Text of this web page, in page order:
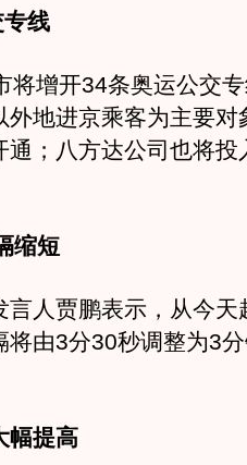
线
增开34条奥运公交专
外地进京乘客为主要对
通；八方达公司也将投
缩短
人贾鹏表示，从今天
将由3分30秒调整为3
幅提高